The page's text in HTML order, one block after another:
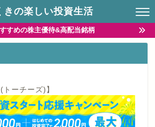
きの楽しい投資生活
すめの株主優待&高配当銘柄
トーチーズ)】